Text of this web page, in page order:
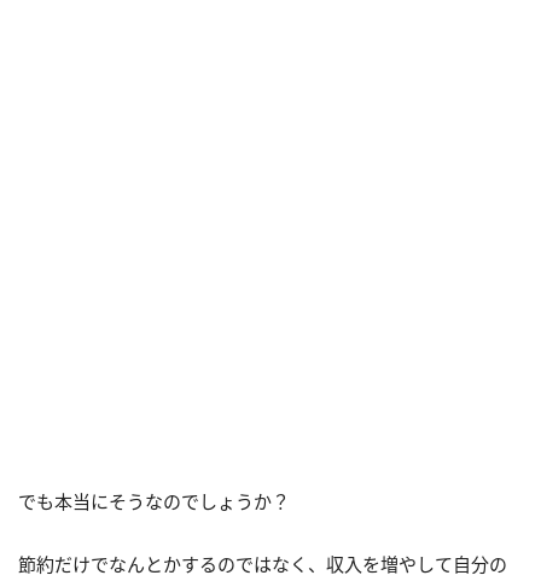
でも本当にそうなのでしょうか？
節約だけでなんとかするのではなく、収入を増やして自分の